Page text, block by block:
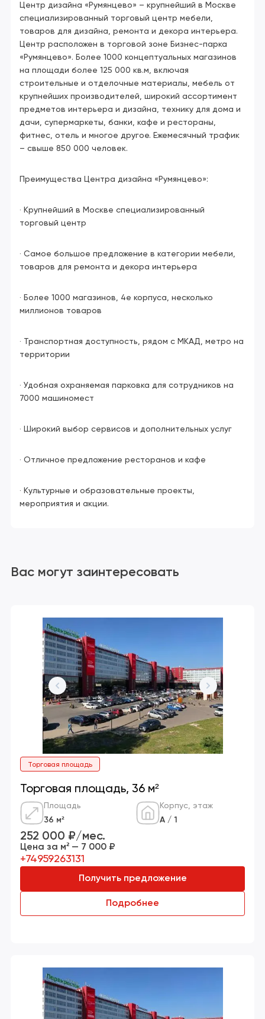
Центр дизайна «Румянцево» – крупнейший в Москве
специализированный торговый центр мебели,
товаров для дизайна, ремонта и декора интерьера.
Центр расположен в торговой зоне Бизнес-парка
«Румянцево». Более 1000 концептуальных магазинов
на площади более 125 000 кв.м, включая
строительные и отделочные материалы, мебель от
крупнейших производителей, широкий ассортимент
предметов интерьера и дизайна, технику для дома и
дачи, супермаркеты, банки, кафе и рестораны,
фитнес, отель и многое другое. Ежемесячный трафик
– свыше 850 000 человек.
Преимущества Центра дизайна «Румянцево»:
· Крупнейший в Москве специализированный
торговый центр
· Самое большое предложение в категории мебели,
товаров для ремонта и декора интерьера
· Более 1000 магазинов, 4е корпуса, несколько
миллионов товаров
· Транспортная доступность, рядом с МКАД, метро на
территории
· Удобная охраняемая парковка для сотрудников на
7000 машиномест
· Широкий выбор сервисов и дополнительных услуг
· Отличное предложение ресторанов и кафе
· Культурные и образовательные проекты,
мероприятия и акции.
Вас могут заинтересовать
Торговая площадь
Торговая площадь, 36 м²
Площадь
36 м²
Корпус, этаж
А / 1
252 000 ₽/мес.
Цена за м² — 7 000 ₽
+74959263131
Получить предложение
Подробнее